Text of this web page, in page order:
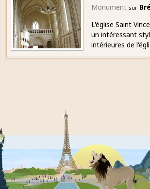
Monument sur
L'église Saint
un intéressant
intérieures de